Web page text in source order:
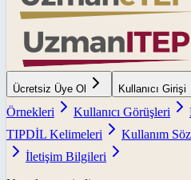
Ücretsiz Üye Ol Kullanıcı Girişi
Örnekleri
Kullanıcı Görüşleri
TIPDİL Kelimeleri
Kullanım
İletişim Bilgileri